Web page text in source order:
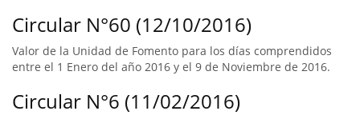
Circular N°60 (12/10/2016)
Valor de la Unidad de Fomento para los días comprendidos
entre el 1 Enero del año 2016 y el 9 de Noviembre de 2016.
Circular N°6 (11/02/2016)